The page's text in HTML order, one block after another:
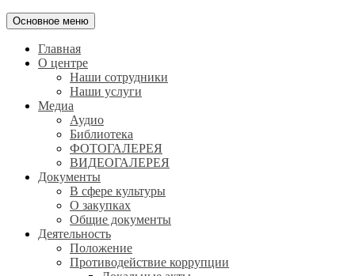
Основное меню
Главная
О центре
Наши сотрудники
Наши услуги
Медиа
Аудио
Библиотека
ФОТОГАЛЕРЕЯ
ВИДЕОГАЛЕРЕЯ
Документы
В сфере культуры
О закупках
Общие документы
Деятельность
Положение
Противодействие коррупции